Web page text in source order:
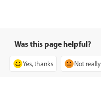
Was this page helpful?
Yes, thanks Not really